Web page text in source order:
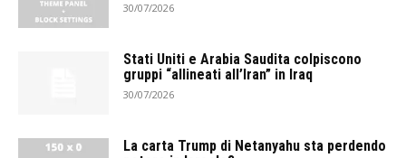
30/07/2026
Stati Uniti e Arabia Saudita colpiscono
gruppi “allineati all’Iran” in Iraq
30/07/2026
La carta Trump di Netanyahu sta perdendo